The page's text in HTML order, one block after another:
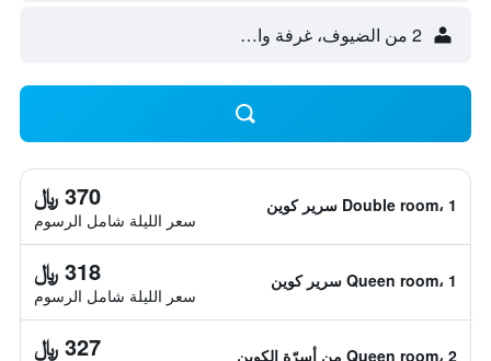
2 من الضيوف، غرفة واحدة
Double room، 1 سرير كوين 370 ﷼
سعر الليلة شامل الرسوم
Queen room، 1 سرير كوين 318 ﷼
سعر الليلة شامل الرسوم
Queen room، 2 من أسرّة الكوين 327 ﷼